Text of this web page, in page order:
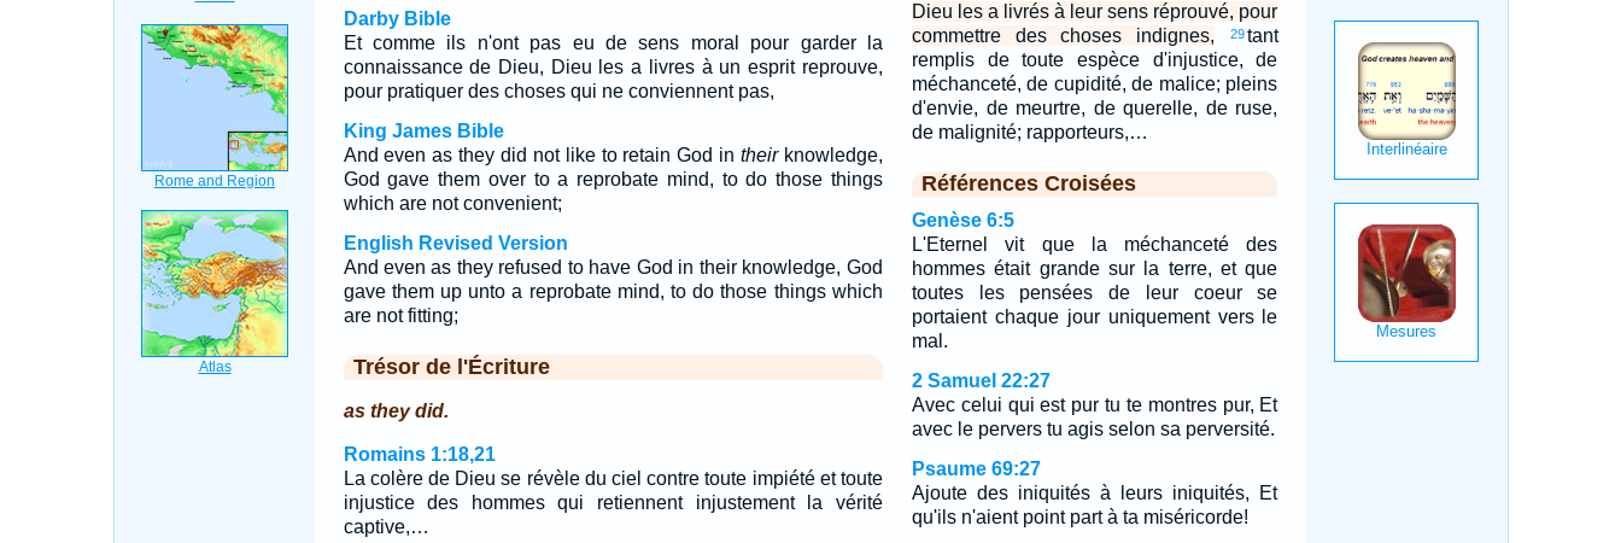
Darby Bible
Et comme ils n'ont pas eu de sens moral pour garder la
connaissance de Dieu, Dieu les a livres à un esprit reprouve,
pour pratiquer des choses qui ne conviennent pas,
King James Bible
And even as they did not like to retain God intheirknowledge,
God gave them over to a reprobate mind, to do those things
which are not convenient;
English Revised Version
And even as they refused to have God in their knowledge, God
gave them up unto a reprobate mind, to do those things which
are not fitting;
Trésor de l'Écriture
as they did.
Romains 1:18,21
La colère de Dieu se révèle du ciel contre toute impiété et toute
injustice des hommes qui retiennent injustement la vérité
captive,…
Dieu les a livrés à leur sens réprouvé, pour
commettre des choses indignes,
29 tant
remplis de toute espèce d'injustice, de
méchanceté, de cupidité, de malice; pleins
d'envie, de meurtre, de querelle, de ruse,
de malignité; rapporteurs,…
Références Croisées
Genèse 6:5
L'Eternel vit que la méchanceté des
hommes était grande sur la terre, et que
toutes les pensées de leur coeur se
portaient chaque jour uniquement vers le
mal.
2 Samuel 22:27
Avec celui qui est pur tu te montres pur, Et
avec le pervers tu agis selon sa perversité.
Psaume 69:27
Ajoute des iniquités à leurs iniquités, Et
qu'ils n'aient point part à ta miséricorde!